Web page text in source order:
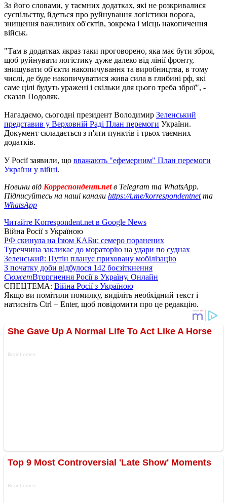
За його словами, у таємних додатках, які не розкривалися
суспільству, йдеться про руйнування логістики ворога,
знищення важливих об'єктів, зокрема і місць накопичення
військ.
"Там в додатках якраз таки проговорено, яка має бути зброя,
щоб руйнувати логістику дуже далеко від лінії фронту,
знищувати об'єкти накопичування та виробництва, в тому
числі, де буде накопичуватися жива сила в глибині рф, які
саме цілі будуть уражені і скільки для цього треба зброї", -
сказав Подоляк.
Нагадаємо, сьогодні президент Володимир Зеленський
представив у Верховній Раді План перемоги України.
Документ складається з п'яти пунктів і трьох таємних
додатків.
У Росії заявили, що вважають "ефемерним" План перемоги
України у війні.
Новини від Корреспондент.netв Telegram та WhatsApp.
Підписуйтесь на наші канали https://t.me/korrespondentnetта
WhatsApp
Читайте Korrespondent.net в Google News
Війна Росії з Україною
РФ скинула на Ізюм КАБи: семеро поранених
Туреччина закликає до мораторію на удари по суднах
Зеленський: Путін планує приховану мобілізацію
З початку доби відбулося 142 боєзіткнення
СюжетВторгнення Росії в Україну. Онлайн
СПЕЦТЕМА: Війна Росії з Україною
Якщо ви помітили помилку, виділіть необхідний текст і
натисніть Ctrl + Enter, щоб повідомити про це редакцію.